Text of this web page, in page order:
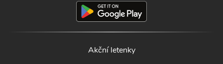
Akční letenky